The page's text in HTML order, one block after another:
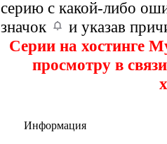
серию с какой-либо
значок
и указав
Серии на хостинге
просмотру в
Информация